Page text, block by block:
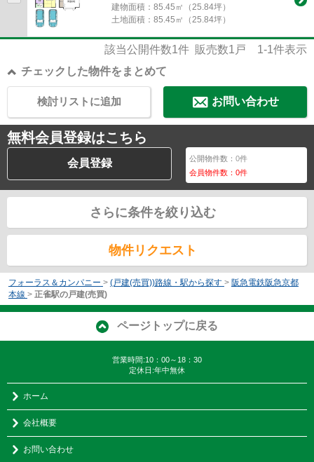
建物面積： 85.45㎡（25.84坪）
土地面積： 85.45㎡（25.84坪）
該当公開件数1件 販売数1 戸 1-1件表示
チェックした物件をまとめて
お問い合わせ
検討リストに追加
無料会員登録はこちら
会員登録 公開物件数：0件
会員物件数：0件
さらに条件を絞り込む
物件リクエスト
フォーラス＆カンパニー > (戸建(売買))路線・駅から探す > 阪急電鉄阪急京都
本線 > 正雀駅の戸建(売買)
ページトップに戻る
営業時間:10：00～18：30
定休日:年中無休
ホーム
会社概要
お問い合わせ